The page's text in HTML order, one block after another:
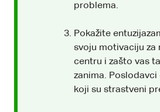
problema.
Pokažite
svoju motivaciju za
centru i zašto vas
zanima.
koji su strastveni